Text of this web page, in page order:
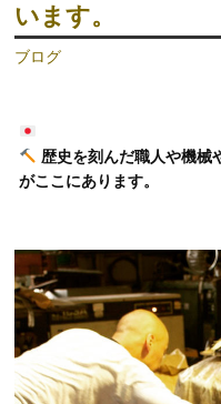
います。
ブログ
歴史を刻んだ職人や機械
がここにあります。